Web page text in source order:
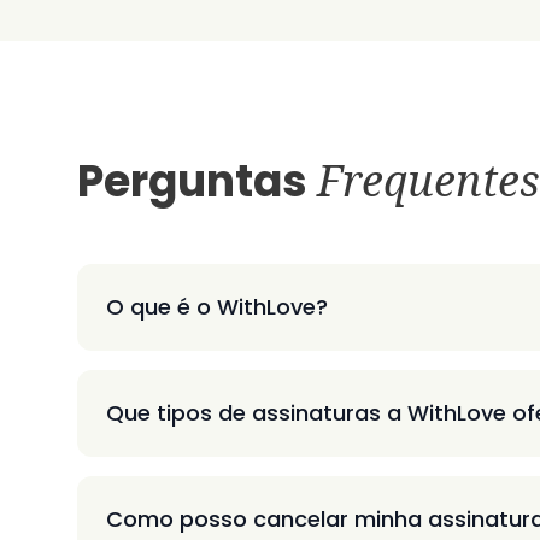
PerguntasFrequentes
O que é o WithLove?
Que tipos de assinaturas a WithLove
Como posso cancelar minha